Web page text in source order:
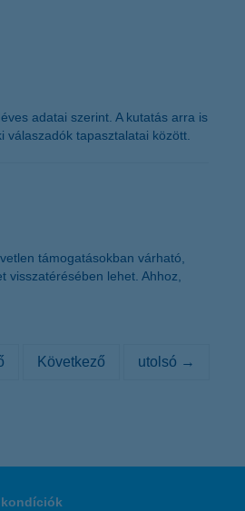
adatai szerint. A kutatás arra is
tapasztalatai között.
támogatásokban várható,
lehet. Ahhoz,
Következő utolsó →